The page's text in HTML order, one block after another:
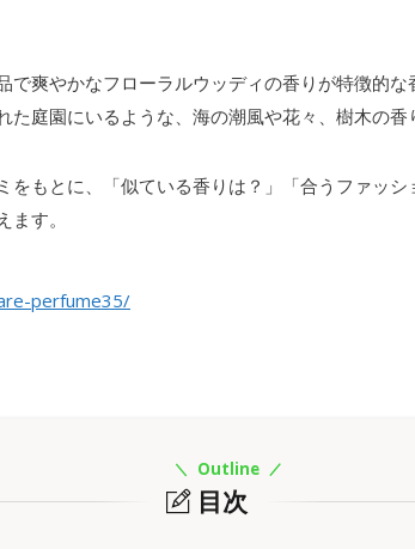
で爽やかなフローラルウッディの香りが特徴的
庭園にいるような、海の潮風や花々、樹木の香
をもとに、「似ている香りは？」「合うファッ
す。
perfume35/
目次
Outline